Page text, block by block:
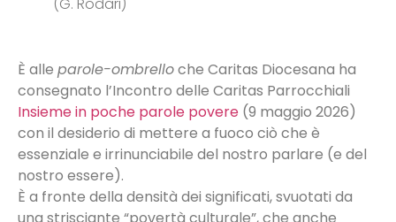
È alle parole-ombrelloche Caritas Diocesana ha
consegnato l’Incontro delle Caritas Parrocchiali
Insieme in poche parole povere (9 maggio 2026)
con il desiderio di mettere a fuoco ciò che è
essenziale e irrinunciabile del nostro parlare (e del
nostro essere).
È a fronte della densità dei significati, svuotati da